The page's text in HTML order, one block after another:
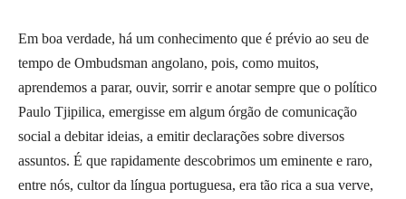
Em boa verdade, há um conhecimento que é prévio ao seu de
tempo de Ombudsman angolano, pois, como muitos,
aprendemos a parar, ouvir, sorrir e anotar sempre que o político
Paulo Tjipilica, emergisse em algum órgão de comunicação
social a debitar ideias, a emitir declarações sobre diversos
assuntos. É que rapidamente descobrimos um eminente e raro,
entre nós, cultor da língua portuguesa, era tão rica a sua verve,